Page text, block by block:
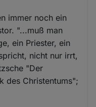
immer noch ein
"...muß man
ein Priester, ein
nicht nur irrt,
"Der
des Christentums";